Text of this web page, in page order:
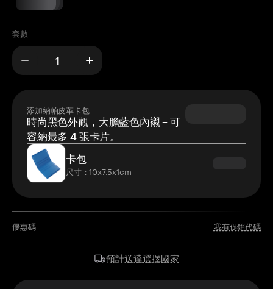
套數
添加納帕皮革卡包
時尚黑色外觀，大膽藍色內襯 – 可
容納最多 4 張卡片。
卡包
尺寸：10x7.5x1cm
優惠碼 我有促銷代碼
預計送達選擇國家